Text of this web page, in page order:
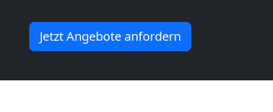
Jetzt Angebote anfordern
Leonding